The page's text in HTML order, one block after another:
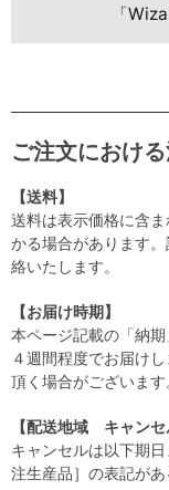
「
ご注文におけ
【送料】
送料は表示価格に含
かる場合があります
絡いたします。
【お届け時期】
本ページ記載の「納
４週間程度でお届け
頂く場合がございます
【配送地域 キャンセ
キャンセルは以下期
注生産品］の表記があ